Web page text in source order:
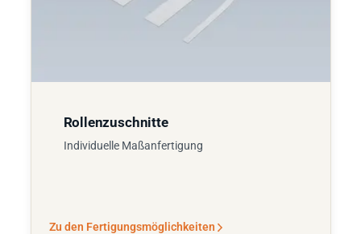
Rollenzuschnitte
Individuelle Maßanfertigung
Zu den Fertigungsmöglichkeiten